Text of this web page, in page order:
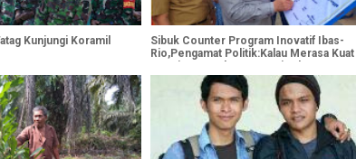
Kunjungi Koramil
Sibuk Counter Program Inovatif Ibas-
Rio,Pengamat Politik:Kalau Merasa Kuat